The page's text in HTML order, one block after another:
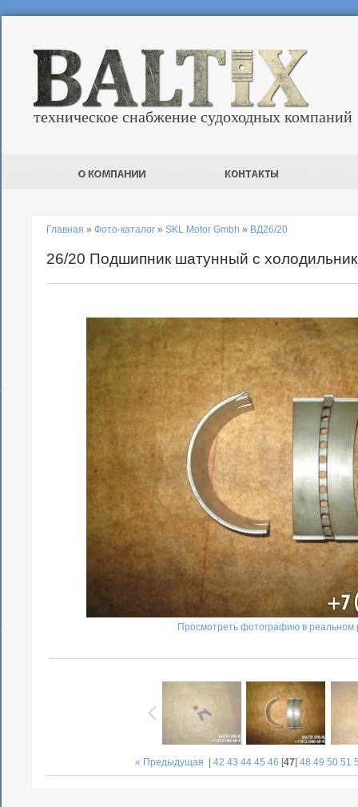
техническое снабжение судоходных компаний
Главная » Фото-каталог » SKL Motor Gmbh » ВД26/20
26/20 Подшипник шатунный с
Просмотреть фотографию в реальном
« Предыдущая 42 43 44 45 46 [47] 48 49 50 51